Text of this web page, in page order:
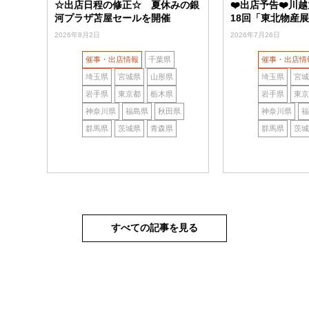
☆出店日程の修正☆ 夏休みの銀
河プラザ苫屋セールを開催
2026年8月2日
催事・出店情報 千葉県
埼玉県 宮城県 山形県
岩手県 東京都 栃木県
神奈川県 福島県 秋田県
群馬県 茨城県 青森県
❤️出店予告❤️川越
18回「東北物産
2026年7月26日
催事・出店情
埼玉県 宮
岩手県 東
神奈川県
群馬県 茨
すべての記事を見る